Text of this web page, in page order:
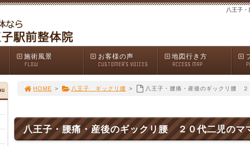
八王子
施術風景
FLOW
お客様の声
CUSTOMER'S VOICES
地図行き方
ACCESS MAP
HOME > 八王子 ギックリ腰 > 八王子・腰痛・産後のギックリ腰 ２
八王子・腰痛・産後のギックリ腰 ２０代二児のマ